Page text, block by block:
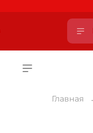
Главная